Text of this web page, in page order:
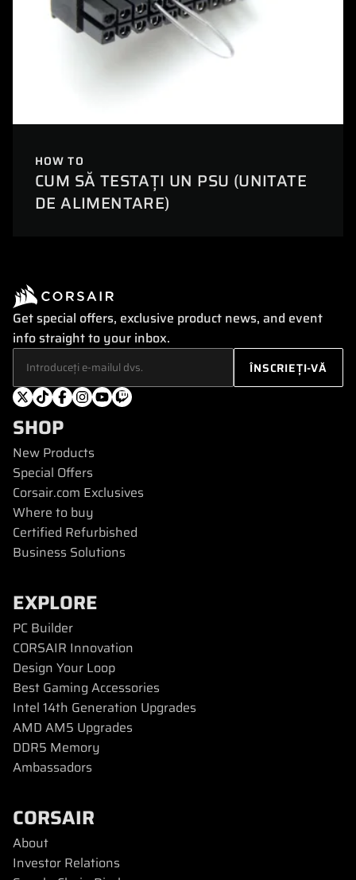
HOW TO
CUM SĂ TESTAȚI UN PSU (UNITATE
DE ALIMENTARE)
Get special offers, exclusive product news, and event
info straight to your inbox.
SHOP
New Products
Special Offers
Corsair.com Exclusives
Where to buy
Certified Refurbished
Business Solutions
EXPLORE
PC Builder
CORSAIR Innovation
Design Your Loop
Best Gaming Accessories
Intel 14th Generation Upgrades
AMD AM5 Upgrades
DDR5 Memory
Ambassadors
CORSAIR
About
Investor Relations